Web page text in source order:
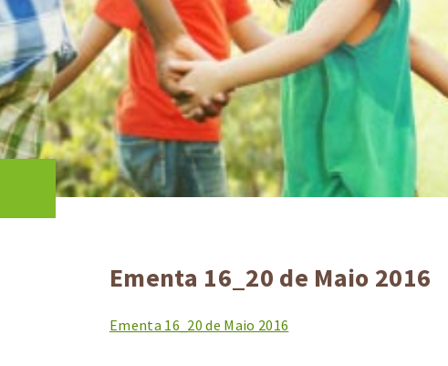
Ementa 16_20 de Maio 2016
Ementa 16_20 de Maio 2016